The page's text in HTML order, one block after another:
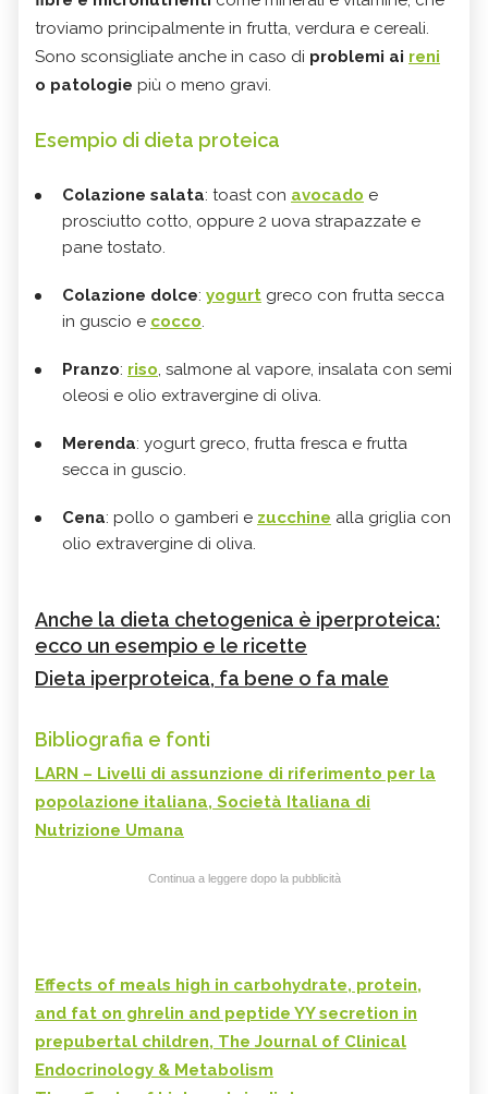
troviamo principalmente in frutta, verdura e cereali.
Sono sconsigliate anche in caso di problemi ai reni
o patologie più o meno gravi.
Esempio di dieta proteica
Colazione salata: toast con avocado e
prosciutto cotto, oppure 2 uova strapazzate e
pane tostato.
Colazione dolce: yogurt greco con frutta secca
in guscio e cocco.
Pranzo: riso, salmone al vapore, insalata con semi
oleosi e olio extravergine di oliva.
Merenda: yogurt greco, frutta fresca e frutta
secca in guscio.
Cena: pollo o gamberi e zucchine alla griglia con
olio extravergine di oliva.
Anche la dieta chetogenica è iperproteica:
ecco un esempio e le ricette
Dieta iperproteica, fa bene o fa male
Bibliografia e fonti
LARN – Livelli di assunzione di riferimento per la
popolazione italiana, Società Italiana di
Nutrizione Umana
Continua a leggere dopo la pubblicità
Effects of meals high in carbohydrate, protein,
and fat on ghrelin and peptide YY secretion in
prepubertal children, The Journal of Clinical
Endocrinology & Metabolism